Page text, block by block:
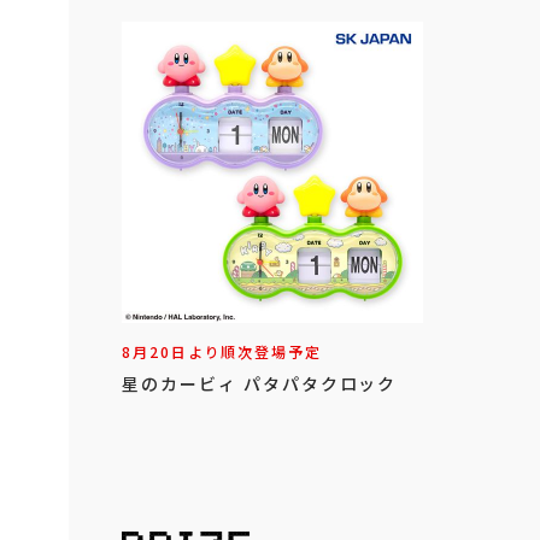
8月20日より順次登場予定
星のカービィ パタパタクロック